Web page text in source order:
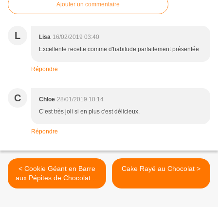
Ajouter un commentaire
L Lisa 16/02/2019 03:40
Excellente recette comme d'habitude parfaitement présentée
Répondre
C Chloe 28/01/2019 10:14
C’est très joli si en plus c'est délicieux.
Répondre
< Cookie Géant en Barre
aux Pépites de Chocolat et
Mini Chamallows
Cake Rayé au Chocolat >